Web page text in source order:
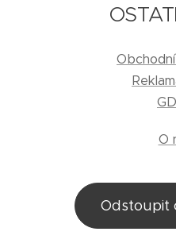
O
Odstoupit